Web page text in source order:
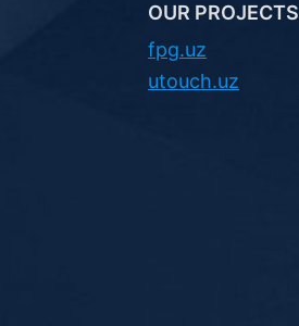
OUR PROJECTS
fpg.uz
utouch.uz